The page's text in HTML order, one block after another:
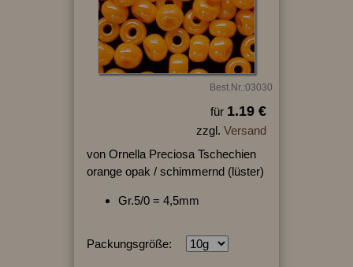
Best.Nr.:03030
für 1.19 €
zzgl. Versand
von Ornella Preciosa Tschechien
orange opak / schimmernd (lüster)
Gr.5/0 = 4,5mm
Packungsgröße: